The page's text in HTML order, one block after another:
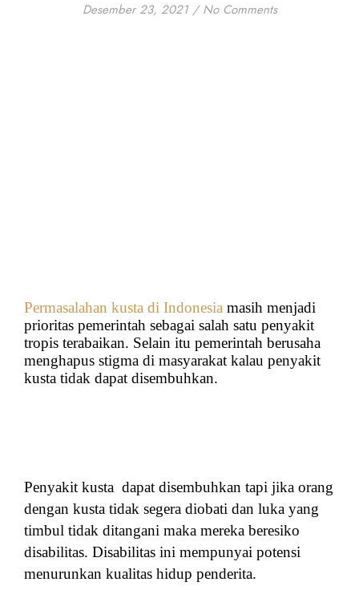
Desember 23, 2021 / No Comments
Permasalahan kusta di Indonesia masih menjadi
prioritas pemerintah sebagai salah satu penyakit
tropis terabaikan. Selain itu pemerintah berusaha
menghapus stigma di masyarakat kalau penyakit
kusta tidak dapat disembuhkan.
Penyakit kusta dapat disembuhkan tapi jika orang
dengan kusta tidak segera diobati dan luka yang
timbul tidak ditangani maka mereka beresiko
disabilitas. Disabilitas ini mempunyai potensi
menurunkan kualitas hidup penderita.